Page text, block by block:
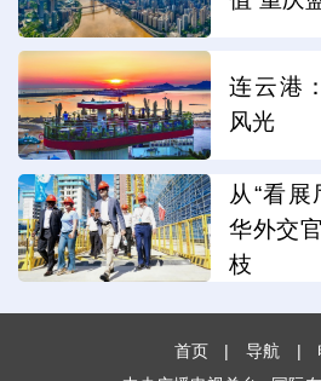
连云港
风光
从“看展
华外交
枝
首页 | 导航 |